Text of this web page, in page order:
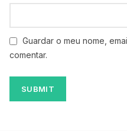
Guardar o meu nome,
comentar.